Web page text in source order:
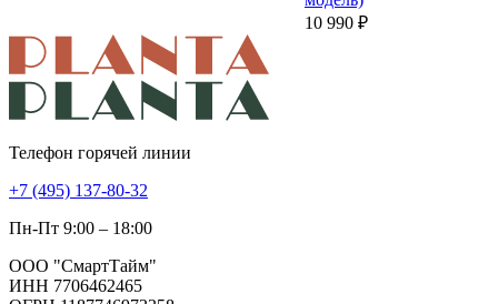
10 990 ₽
Телефон горячей линии
+7 (495) 137-80-32
Пн-Пт 9:00 – 18:00
ООО "СмартТайм"
ИНН 7706462465